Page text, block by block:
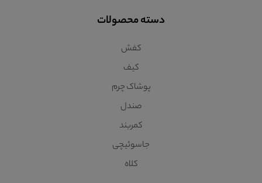
دسته محصولات
کفش
کیف
پوشاک چرم
صندل
کمربند
جاسوئیچی
کلاه